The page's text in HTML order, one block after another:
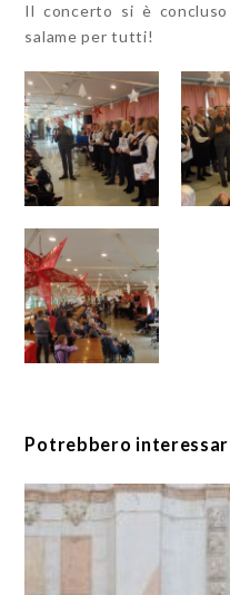
Il concerto si è
salame per tutti!
Potrebbero